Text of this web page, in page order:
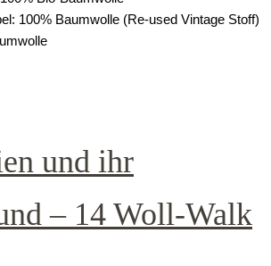
100% Baumwolle (Re-used Vintage Stoff)
und ihr
– 14 Woll-Walk